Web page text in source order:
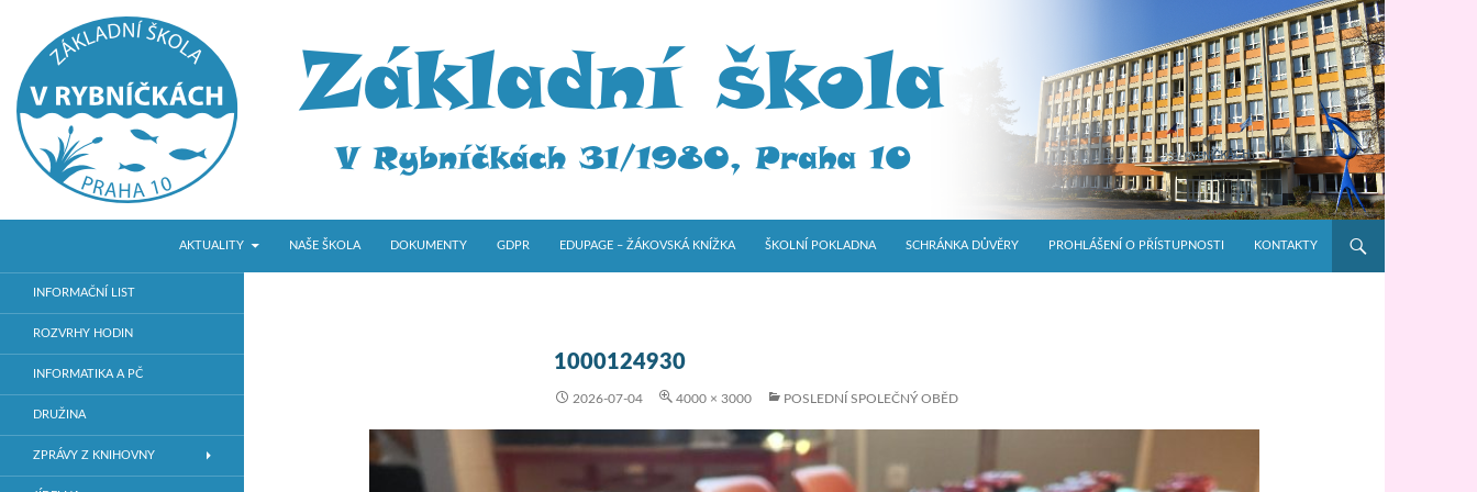
ZŠ V RybníčkáchAKTUALITY
NAŠE ŠKOLA DOKUMENTY GDPR EDUPAGE – ŽÁKOVSKÁ KNÍŽKA ŠKOLNÍ POKLADNA SCHRÁNKA DŮVĚRY PROHLÁŠENÍ O PŘÍSTUPNOSTI KONTAKTY
1000124930
2026-07-04 4000 × 3000 POSLEDNÍ SPOLEČNÝ OBĚD
Základní škola v Praze 10
INFORMAČNÍ LIST
ROZVRHY HODIN
INFORMATIKA A PČ
DRUŽINA
ZPRÁVY Z KNIHOVNY